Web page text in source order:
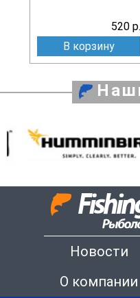
520 р.
В корзину
Новости
О компании